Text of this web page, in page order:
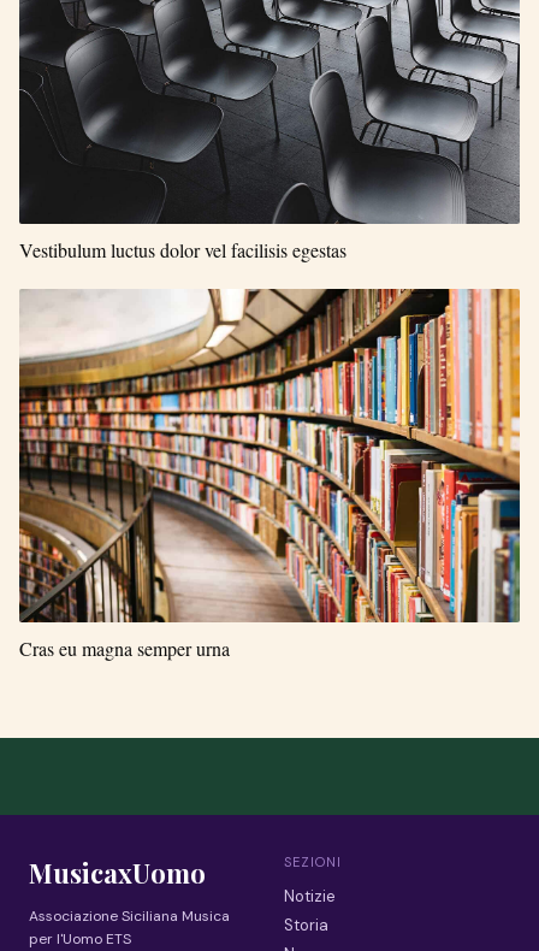
Vestibulum luctus dolor vel facilisis egestas
Cras eu magna semper urna
MusicaxUomo
Associazione Siciliana Musica
per l'Uomo ETS
SEZIONI
Notizie
Storia